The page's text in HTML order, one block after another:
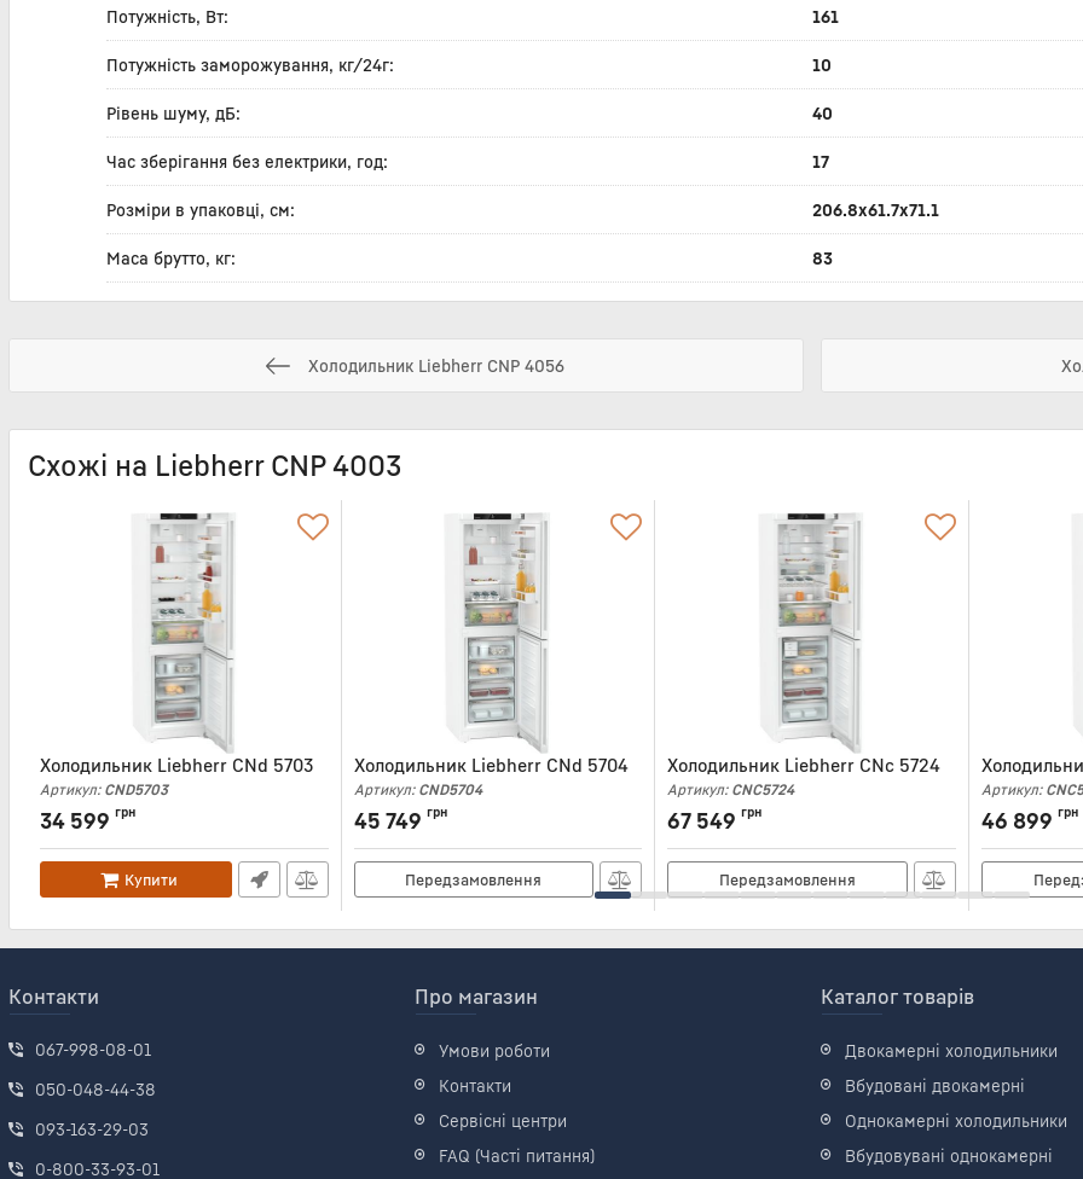
Потужність, Вт: 161
Потужність заморожування, кг/24г: 10
Рівень шуму, дБ: 40
Час зберігання без електрики, год: 17
Розміри в упаковці, см: 206.8x61.7x71.1
Маса брутто, кг: 83
Холодильник Liebherr CNP 4056
Схожі на Liebherr CNP 4003
Холодильник Liebherr CNd 5703
Артикул: CND5703
34 599 грн
Купити
Холодильник Liebherr CNd 5704
Артикул: CND5704
45 749 грн
Передзамовлення
Холодильник Liebherr CNc 5724
Артикул: CNC5724
67 549 грн
Передзамовлення
Артикул:
46 899 грн
Контакти
067-998-08-01
050-048-44-38
093-163-29-03
0-800-33-93-01
Про магазин
Умови роботи
Контакти
Сервісні центри
FAQ (Часті питання)
Каталог товарів
Двокамерні холодильники
Вбудовані двокамерні
Однокамерні холодильники
Вбудовувані однокамерні